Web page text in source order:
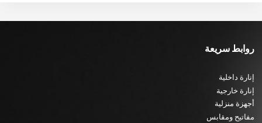
روابط سريعة
إنارة داخلية
إنارة خارجية
أجهزة منزلية
مفاتيح ومقابس